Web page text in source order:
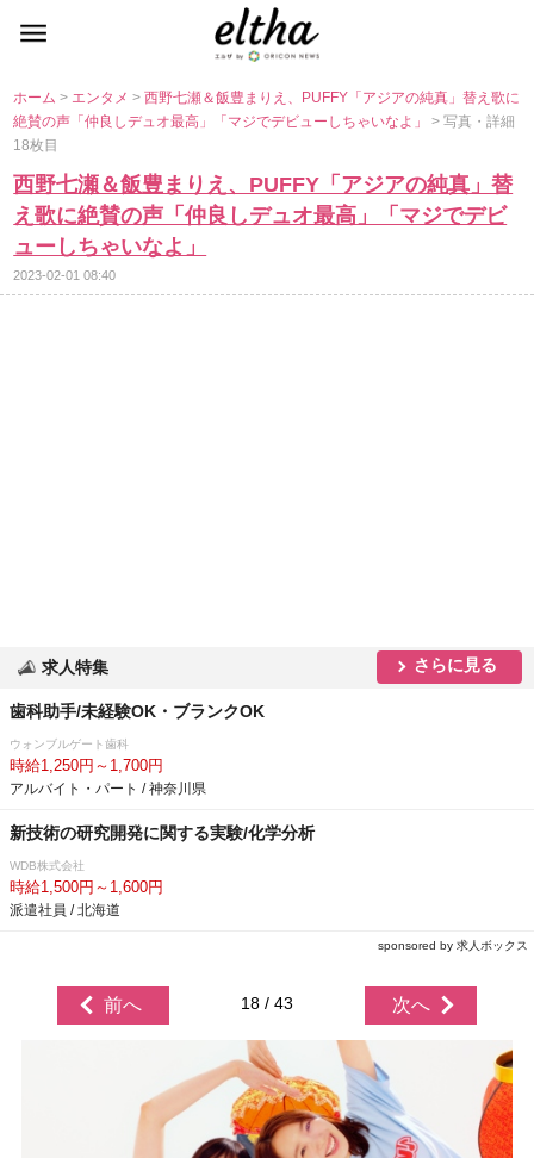
ホーム> エンタメ>西野七瀬＆飯豊まりえ、PUFFY「アジアの純真」替え歌に
絶賛の声「仲良しデュオ最高」「マジでデビューしちゃいなよ」> 写真・詳細
18枚目
西野七瀬＆飯豊まりえ、PUFFY「アジアの純真」替
え歌に絶賛の声「仲良しデュオ最高」「マジでデビ
ューしちゃいなよ」
2023-02-01 08:40
求人特集 さらに見る
歯科助手/未経験OK・ブランクOK
ウォンブルゲート歯科
時給1,250円～1,700円
アルバイト・パート / 神奈川県
新技術の研究開発に関する実験/化学分析
WDB株式会社
時給1,500円～1,600円
派遣社員 / 北海道
sponsored by 求人ボックス
前へ 18 / 43 次へ